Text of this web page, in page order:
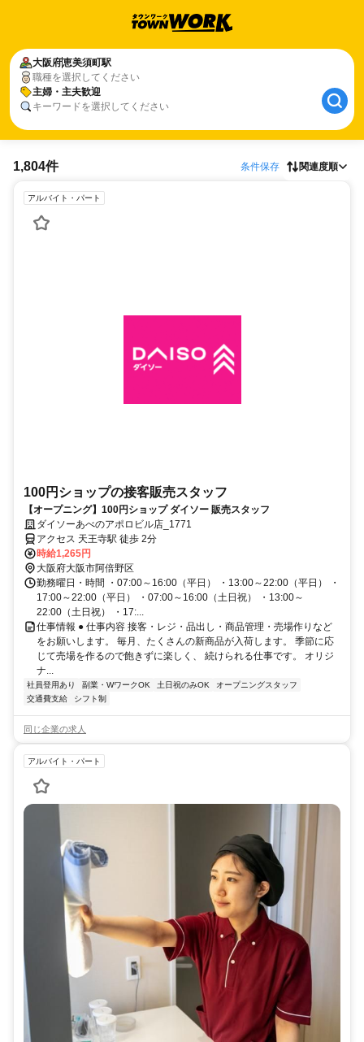
大阪府恵美須町駅
職種を選択してください
主婦・主夫歓迎
キーワードを選択してください
1,804件 条件保存 関連度順
アルバイト・パート
100円ショップの接客販売スタッフ
【オープニング】100円ショップ ダイソー 販売スタッフ
ダイソーあべのアポロビル店_1771
アクセス 天王寺駅 徒歩 2分
時給1,265円
大阪府大阪市阿倍野区
勤務曜日・時間 ・07:00～16:00（平日） ・13:00～22:00（平日） ・
17:00～22:00（平日） ・07:00～16:00（土日祝） ・13:00～
22:00（土日祝） ・17:...
仕事情報 ● 仕事内容 接客・レジ・品出し・商品管理・売場作りなど
をお願いします。 毎月、たくさんの新商品が入荷します。 季節に応
じて売場を作るので飽きずに楽しく、 続けられる仕事です。 オリジ
ナ...
社員登用あり 副業・WワークOK 土日祝のみOK
オープニングスタッフ
交通費支給
シフト制
同じ企業の求人
アルバイト・パート